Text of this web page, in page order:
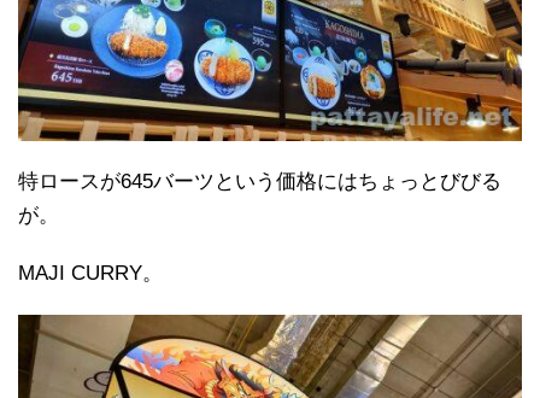
特ロースが645バーツという価格にはちょっとびびる
が。
MAJI CURRY。